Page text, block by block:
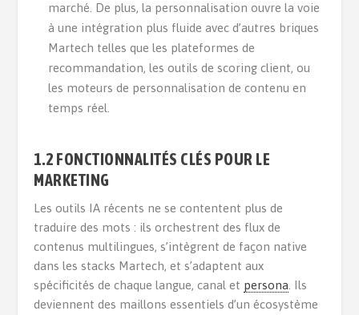
marché. De plus, la personnalisation ouvre la voie
à une intégration plus fluide avec d’autres briques
Martech telles que les plateformes de
recommandation, les outils de scoring client, ou
les moteurs de personnalisation de contenu en
temps réel.
1.2 FONCTIONNALITÉS CLÉS POUR LE
MARKETING
Les outils IA récents ne se contentent plus de
traduire des mots : ils orchestrent des flux de
contenus multilingues, s’intègrent de façon native
dans les stacks Martech, et s’adaptent aux
spécificités de chaque langue, canal et persona . Ils
deviennent des maillons essentiels d’un écosystème